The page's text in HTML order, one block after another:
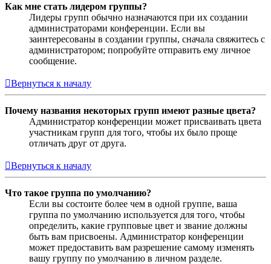
Как мне стать лидером группы?
Лидеры групп обычно назначаются при их создании
администраторами конференции. Если вы
заинтересованы в создании группы, сначала свяжитесь с
администратором; попробуйте отправить ему личное
сообщение.
Вернуться к началу
Почему названия некоторых групп имеют разные цвета?
Администратор конференции может присваивать цвета
участникам групп для того, чтобы их было проще
отличать друг от друга.
Вернуться к началу
Что такое группа по умолчанию?
Если вы состоите более чем в одной группе, ваша
группа по умолчанию используется для того, чтобы
определить, какие групповые цвет и звание должны
быть вам присвоены. Администратор конференции
может предоставить вам разрешение самому изменять
вашу группу по умолчанию в личном разделе.